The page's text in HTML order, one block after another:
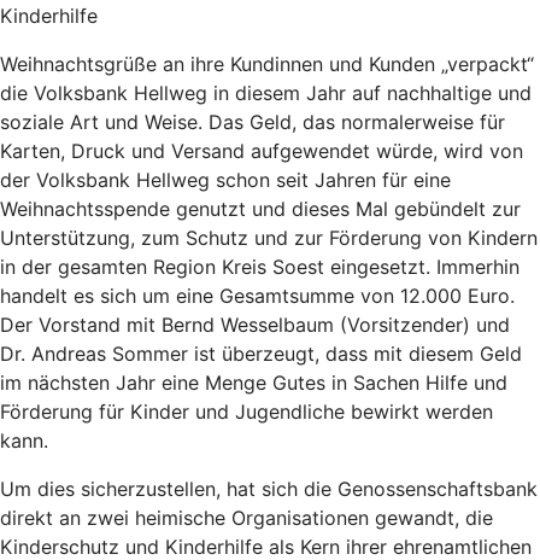
Kinderhilfe
Weihnachtsgrüße an ihre Kundinnen und Kunden „verpackt“
die Volksbank Hellweg in diesem Jahr auf nachhaltige und
soziale Art und Weise. Das Geld, das normalerweise für
Karten, Druck und Versand aufgewendet würde, wird von
der Volksbank Hellweg schon seit Jahren für eine
Weihnachtsspende genutzt und dieses Mal gebündelt zur
Unterstützung, zum Schutz und zur Förderung von Kindern
in der gesamten Region Kreis Soest eingesetzt. Immerhin
handelt es sich um eine Gesamtsumme von 12.000 Euro.
Der Vorstand mit Bernd Wesselbaum (Vorsitzender) und
Dr. Andreas Sommer ist überzeugt, dass mit diesem Geld
im nächsten Jahr eine Menge Gutes in Sachen Hilfe und
Förderung für Kinder und Jugendliche bewirkt werden
kann.
Um dies sicherzustellen, hat sich die Genossenschaftsbank
direkt an zwei heimische Organisationen gewandt, die
Kinderschutz und Kinderhilfe als Kern ihrer ehrenamtlichen